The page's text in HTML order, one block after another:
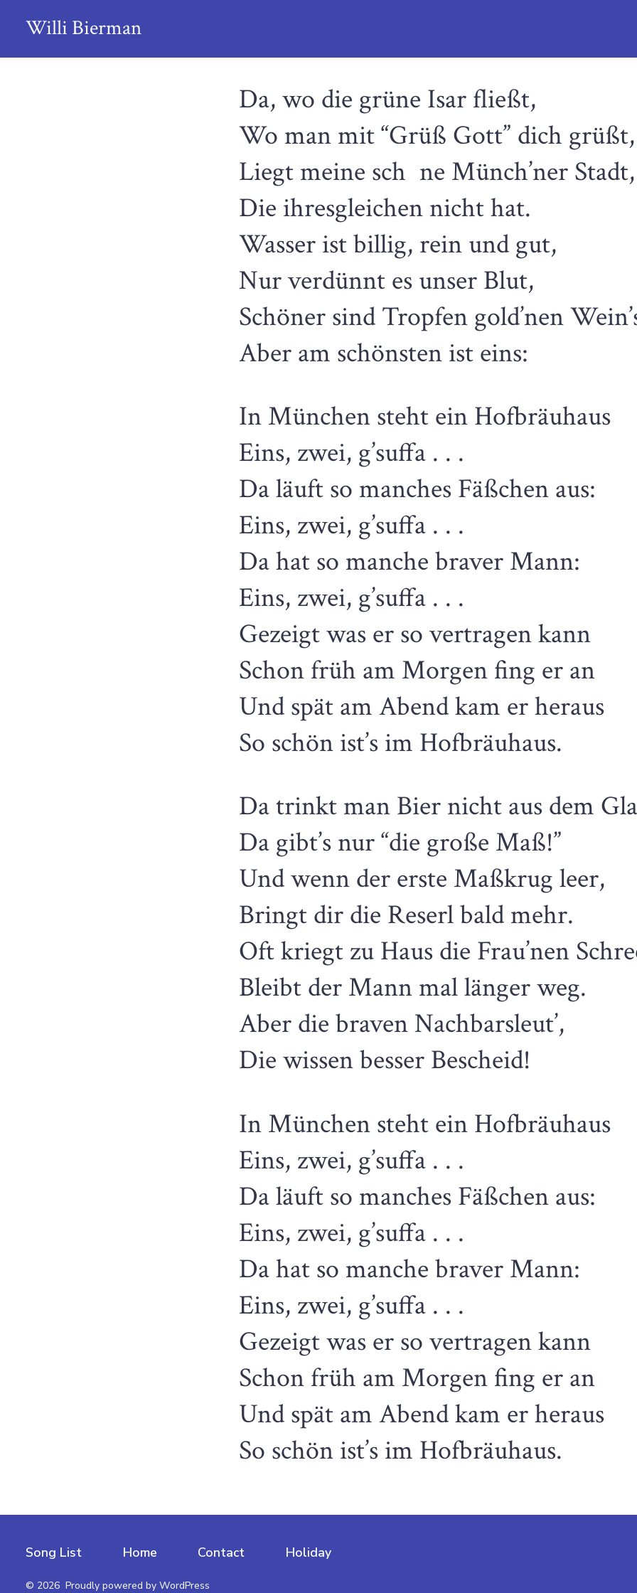
content
Willi Bierman
Da, wo die grüne Isar fließt,
Wo man mit “Grüß Gott” dich grüßt,
Liegt meine sch ne Münch’ner Stadt,
Die ihresgleichen nicht hat.
Wasser ist billig, rein und gut,
Nur verdünnt es unser Blut,
Schöner sind Tropfen gold’nen
Aber am schönsten ist eins:
In München steht ein Hofbräuhaus
Eins, zwei, g’suffa . . .
Da läuft so manches Fäßchen aus:
Eins, zwei, g’suffa . . .
Da hat so manche braver Mann:
Eins, zwei, g’suffa . . .
Gezeigt was er so vertragen kann
Schon früh am Morgen fing er an
Und spät am Abend kam er heraus
So schön ist’s im Hofbräuhaus.
Da trinkt man Bier nicht aus dem
Da gibt’s nur “die große Maß!”
Und wenn der erste Maßkrug leer,
Bringt dir die Reserl bald mehr.
Oft kriegt zu Haus die Frau’nen
Bleibt der Mann mal länger weg.
Aber die braven Nachbarsleut’,
Die wissen besser Bescheid!
In München steht ein Hofbräuhaus
Eins, zwei, g’suffa . . .
Da läuft so manches Fäßchen aus:
Eins, zwei, g’suffa . . .
Da hat so manche braver Mann:
Eins, zwei, g’suffa . . .
Gezeigt was er so vertragen kann
Schon früh am Morgen fing er an
Und spät am Abend kam er heraus
So schön ist’s im Hofbräuhaus.
Song List Home Contact Holiday
© 2026 Proudly powered by WordPress